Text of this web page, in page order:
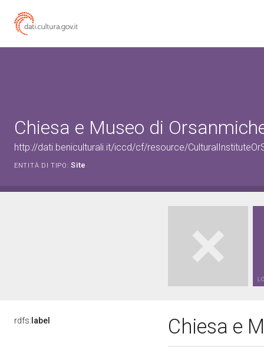
Chiesa e Museo di
http://dati.beniculturali.it/iccd/cf/resource/
ENTITÀ DI TIPO: Site
rdfs: label Chiesa e